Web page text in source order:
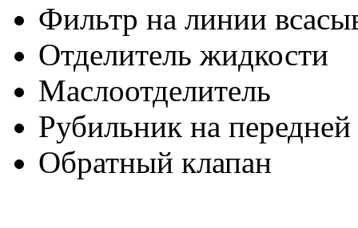
Фильтр на линии
Отделитель жидкости
Маслоотделитель
Рубильник на
Обратный клапан